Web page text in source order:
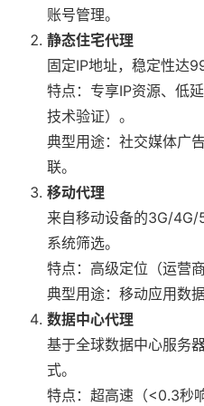
账号管理。
静态住宅代理
固定IP地址，稳定性达
特点：专享IP资源、低
技术验证）。
典型用途：社交媒体广
联。
移动代理
来自移动设备的3G/
系统筛选。
特点：高级定位（运营
典型用途：移动应用数
数据中心代理
基于全球数据中心服务
式。
特点：超高速（<0.3秒